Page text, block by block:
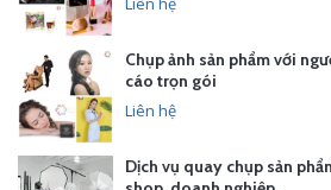
Chụp ảnh sản phẩm với
cáo trọn gói
Liên hệ
Dịch vụ quay chụp sản